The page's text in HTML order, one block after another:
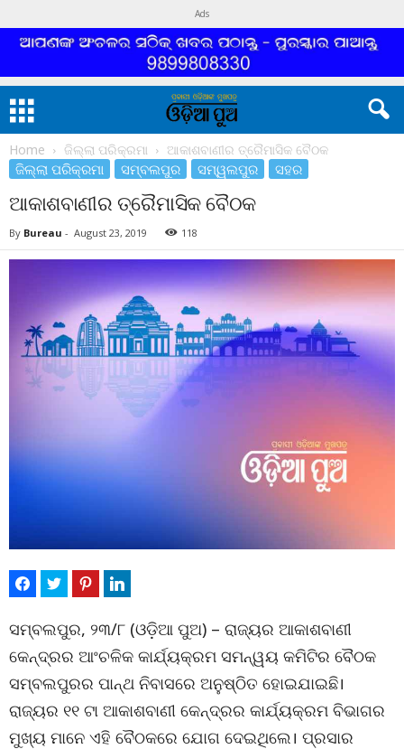
Ads
Home ଜିଲ୍ଲା ପରିକ୍ରମା ଆକାଶବାଣୀର ତ୍ରୈମାସିକ ବୈଠକ
ଜିଲ୍ଲା ପରିକ୍ରମା ସମ୍ବଲପୁର ସମ୍ୱଲପୁର ସହର
ଆକାଶବାଣୀର ତ୍ରୈମାସିକ ବୈଠକ
By Bureau - August 23, 2019 118
ସମ୍ବଲପୁର, ୨୩/୮ (ଓଡ଼ିଆ ପୁଅ) – ରାଜ୍ୟର ଆକାଶବାଣୀ
କେନ୍ଦ୍ରର ଆଂଚଳିକ କାର୍ଯ୍ୟକ୍ରମ ସମନ୍ୱୟ କମିଟିର ବୈଠକ
ସମ୍ବଲପୁରର ପାନ୍ଥ ନିବାସରେ ଅନୁଷ୍ଠିତ ହୋଇଯାଇଛି।
ରାଜ୍ୟର ୧୧ ଟା ଆକାଶବାଣୀ କେନ୍ଦ୍ରର କାର୍ଯ୍ୟକ୍ରମ ବିଭାଗର
ମୁଖ୍ୟ ମାନେ ଏହି ବୈଠକରେ ଯୋଗ ଦେଇଥିଲେ। ପ୍ରସାର